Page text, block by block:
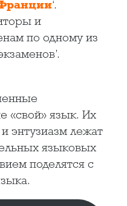
‘.
и
по одному из
«свой» язык. Их
энтузиазм лежат
языковых
поделятся с